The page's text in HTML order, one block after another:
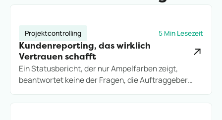
Projektcontrolling 5 Min Lesezeit
Kundenreporting, das wirklich
Vertrauen schafft
Ein Statusbericht, der nur Ampelfarben zeigt,
beantwortet keine der Fragen, die Auftraggeber
Kundenreporting auf, das Vertrauen schafft statt